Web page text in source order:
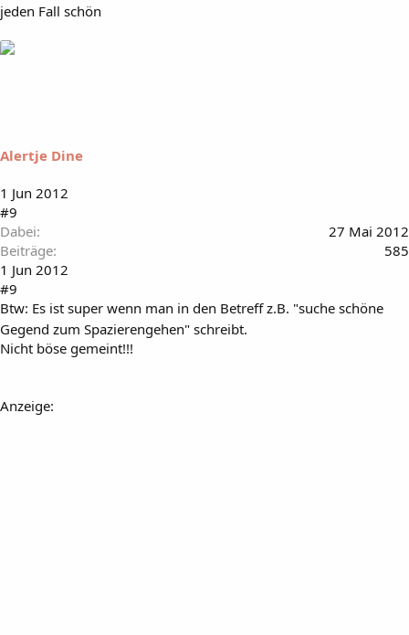
jeden Fall schön
Alertje Dine
1 Jun 2012
#9
Dabei
27 Mai 2012
Beiträge
585
1 Jun 2012
#9
Btw: Es ist super wenn man in den Betreff z.B. "suche schöne
Gegend zum Spazierengehen" schreibt.
Nicht böse gemeint!!!
Anzeige: